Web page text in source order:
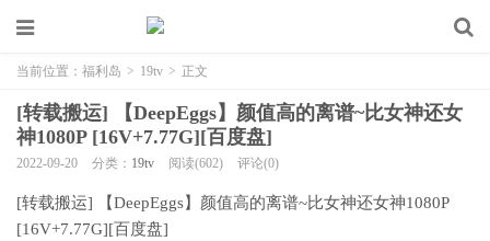
当前位置： 福利岛 > 19tv > 正文
[转载搬运] 【DeepEggs】颜值高的离谱~比女神还女
神1080P [16V+7.77G][百度盘]
2022-09-20 分类： 19tv 阅读(602) 评论(0)
[转载搬运] 【DeepEggs】颜值高的离谱~比女神还女神1080P
[16V+7.77G][百度盘]